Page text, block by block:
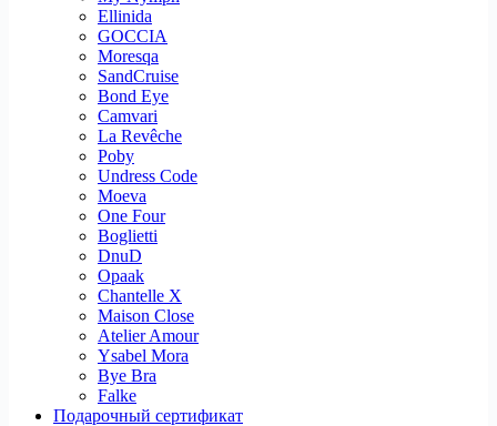
Ellinida
GOCCIA
Moresqa
SandCruise
Bond Eye
Camvari
La Revêche
Poby
Undress Code
Moeva
One Four
Boglietti
DnuD
Opaak
Chantelle X
Maison Close
Atelier Amour
Ysabel Mora
Bye Bra
Falke
Подарочный сертификат